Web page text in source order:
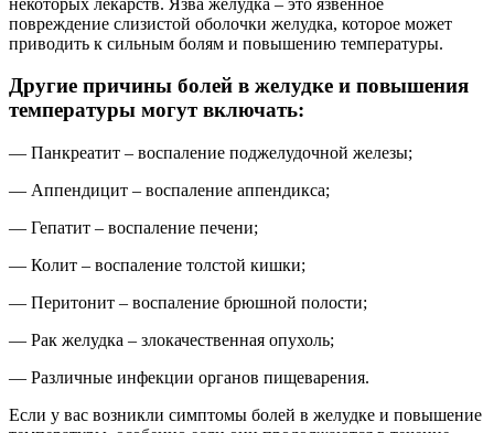
повреждение слизистой оболочки желудка, которое может
приводить к сильным болям и повышению температуры.
Другие причины болей в желудке и повышения
температуры могут включать:
— Панкреатит – воспаление поджелудочной железы;
— Аппендицит – воспаление аппендикса;
— Гепатит – воспаление печени;
— Колит – воспаление толстой кишки;
— Перитонит – воспаление брюшной полости;
— Рак желудка – злокачественная опухоль;
— Различные инфекции органов пищеварения.
Если у вас возникли симптомы болей в желудке и повышение